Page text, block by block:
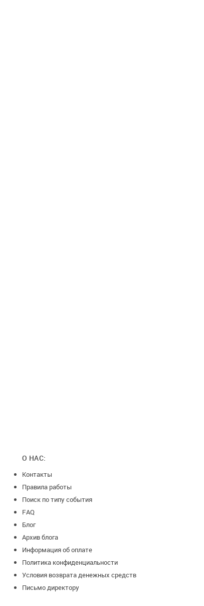
О НАС:
Контакты
Правила работы
Поиск по типу события
FAQ
Блог
Архив блога
Информация об оплате
Политика конфиденциальности
Условия возврата денежных средств
Письмо директору